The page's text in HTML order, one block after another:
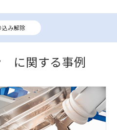
込み解除
に関する事例